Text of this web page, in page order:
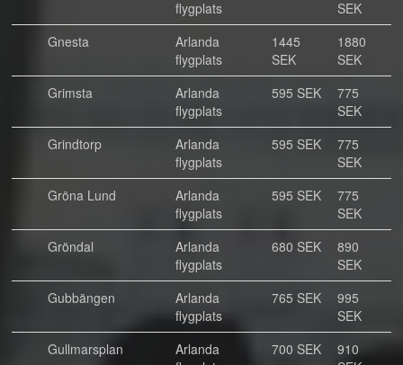
flygplats
SEK
Gnesta
Arlanda
flygplats
1445
SEK
1880
SEK
Grimsta
Arlanda
flygplats
595 SEK
775
SEK
Grindtorp
Arlanda
flygplats
595 SEK
775
SEK
Gröna Lund
Arlanda
flygplats
595 SEK
775
SEK
Gröndal
Arlanda
flygplats
680 SEK
890
SEK
Gubbängen
Arlanda
flygplats
765 SEK
995
SEK
Gullmarsplan
Arlanda
700 SEK
910